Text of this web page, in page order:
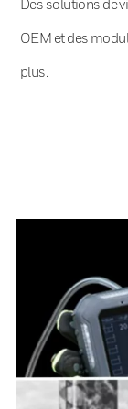
Des solutions de
OEM et des
plus.